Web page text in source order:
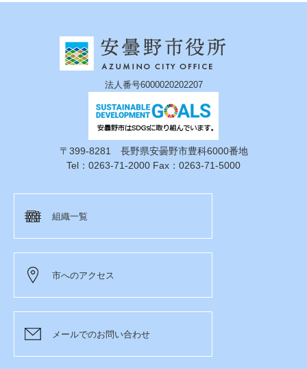
法人番号6000020202207
〒399-8281 長野県安曇野市豊科6000番地
Tel：0263-71-2000 Fax：0263-71-5000
組織一覧
市へのアクセス
メールでのお問い合わせ